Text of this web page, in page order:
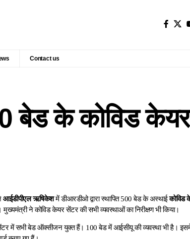
Contact us
बेड के कोविड
आईडीपीएल ऋषिकेशमें डीआरडीओ द्वारा स्थापित 500 बेड के अस्थाईकोविड
मुख्यमंत्री ने कोविड केयर सेंटर की सभी व्यवस्थाओं का निरीक्षण भी किया।
में सभी बेड ऑक्सीजन युक्त हैं। 100 बेड में आईसीयू की व्यवस्था भी है।